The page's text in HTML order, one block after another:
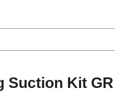
Suction Kit GR